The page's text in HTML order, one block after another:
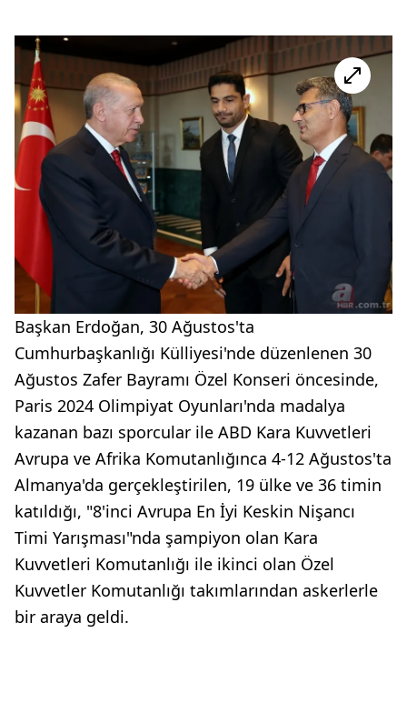
Başkan Erdoğan, 30 Ağustos'ta
Cumhurbaşkanlığı Külliyesi'nde düzenlenen 30
Ağustos Zafer Bayramı Özel Konseri öncesinde,
Paris 2024 Olimpiyat Oyunları'nda madalya
kazanan bazı sporcular ile ABD Kara Kuvvetleri
Avrupa ve Afrika Komutanlığınca 4-12 Ağustos'ta
Almanya'da gerçekleştirilen, 19 ülke ve 36 timin
katıldığı, "8'inci Avrupa En İyi Keskin Nişancı
Timi Yarışması"nda şampiyon olan Kara
Kuvvetleri Komutanlığı ile ikinci olan Özel
Kuvvetler Komutanlığı takımlarından askerlerle
bir araya geldi.